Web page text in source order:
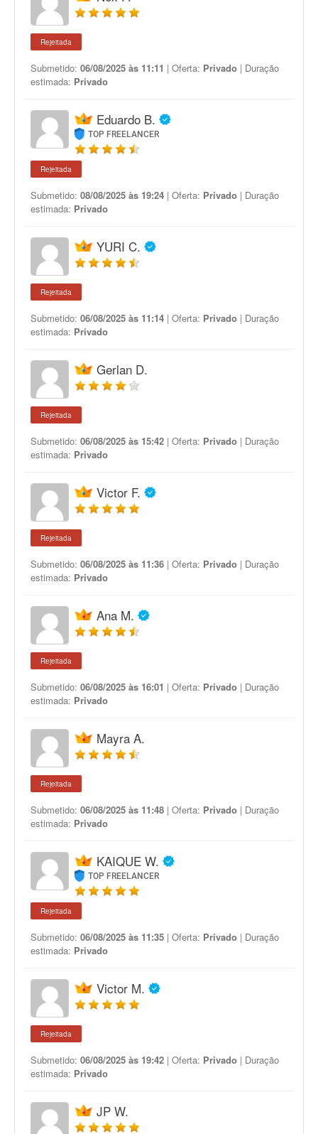
Rejeitada
Submetido: 06/08/2025 às 11:11 | Oferta: Privado | Duração
estimada: Privado
Eduardo B.
TOP FREELANCER
Rejeitada
Submetido: 08/08/2025 às 19:24 | Oferta: Privado | Duração
estimada: Privado
YURI C.
Rejeitada
Submetido: 06/08/2025 às 11:14 | Oferta: Privado | Duração
estimada: Privado
Gerlan D.
Rejeitada
Submetido: 06/08/2025 às 15:42 | Oferta: Privado | Duração
estimada: Privado
Victor F.
Rejeitada
Submetido: 06/08/2025 às 11:36 | Oferta: Privado | Duração
estimada: Privado
Ana M.
Rejeitada
Submetido: 06/08/2025 às 16:01 | Oferta: Privado | Duração
estimada: Privado
Mayra A.
Rejeitada
Submetido: 06/08/2025 às 11:48 | Oferta: Privado | Duração
estimada: Privado
KAIQUE W.
TOP FREELANCER
Rejeitada
Submetido: 06/08/2025 às 11:35 | Oferta: Privado | Duração
estimada: Privado
Victor M.
Rejeitada
Submetido: 06/08/2025 às 19:42 | Oferta: Privado | Duração
estimada: Privado
JP W.